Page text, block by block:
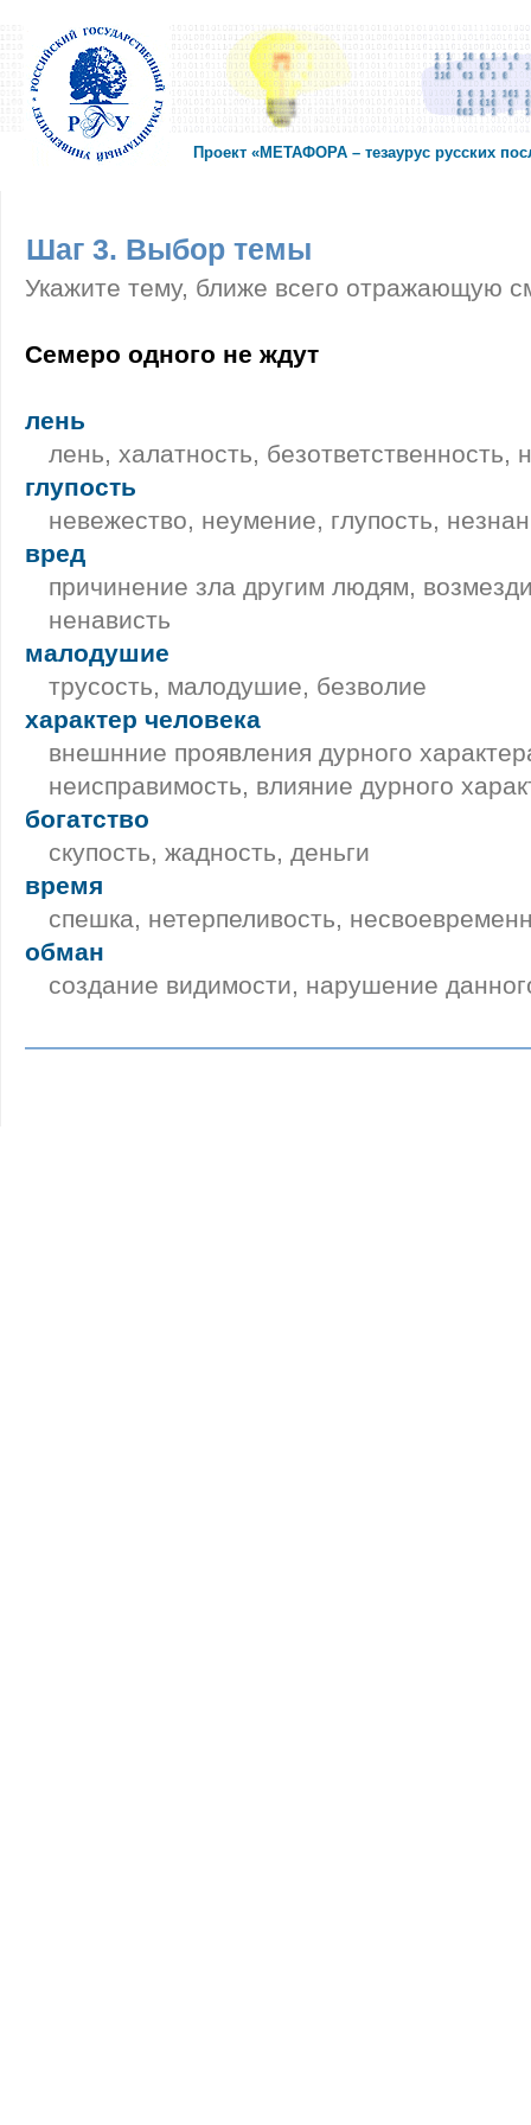
Проект «МЕТАФОРА – тезаурус русских
Шаг 3. Выбор темы
Укажите тему, ближе всего отражающую
Семеро одного не ждут
лень
лень, халатность, безответственность,
глупость
невежество, неумение, глупость,
вред
причинение зла другим людям,
ненависть
малодушие
трусость, малодушие, безволие
характер человека
внешнние проявления дурного
неисправимость, влияние дурного
богатство
скупость, жадность, деньги
время
спешка, нетерпеливость,
обман
создание видимости, нарушение